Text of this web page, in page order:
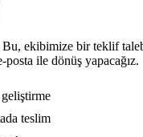
Bu, ekibimize bir teklif
posta ile dönüş yapacağız.
geliştirme
teslim